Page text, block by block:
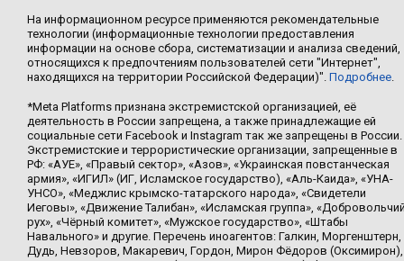
На информационном ресурсе применяются рекомендательные
технологии (информационные технологии предоставления
информации на основе сбора, систематизации и анализа сведений,
относящихся к предпочтениям пользователей сети "Интернет",
находящихся на территории Российской Федерации)". Подробнее.
*Meta Platforms признана экстремистской организацией, её
деятельность в России запрещена, а также принадлежащие ей
социальные сети Facebook и Instagram так же запрещены в России.
Экстремистские и террористические организации, запрещенные в
РФ: «АУЕ», «Правый сектор», «Азов», «Украинская повстанческая
армия», «ИГИЛ» (ИГ, Исламское государство), «Аль-Каида», «УНА-
УНСО», «Меджлис крымско-татарского народа», «Свидетели
Иеговы», «Движение Талибан», «Исламская группа»,
рух», «Чёрный комитет», «Мужское государство», «Штабы
Навального» и другие. Перечень иноагентов: Галкин, Моргенштерн,
Дудь, Невзоров, Макаревич, Гордон, Мирон Фёдоров (Оксимирон),